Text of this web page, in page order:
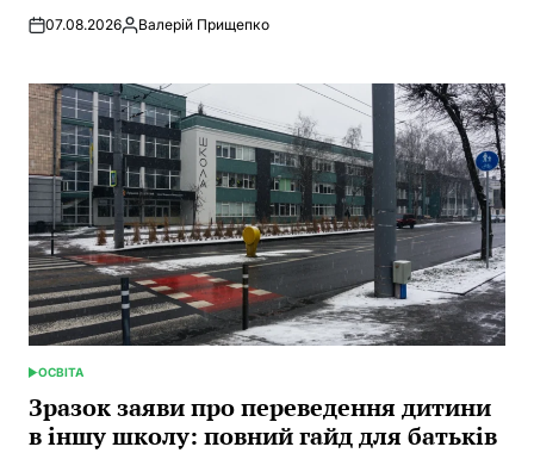
07.08.2026Posted
Валерій Прищепко
POSTED
IN
ОСВІТА
Зразок заяви про переведення дитини
в іншу школу: повний гайд для батьків